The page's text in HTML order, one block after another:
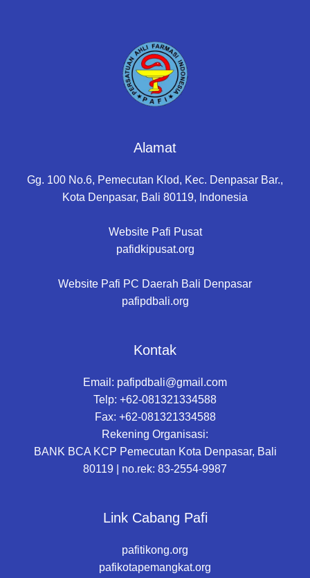
Alamat
Gg. 100 No.6, Pemecutan Klod, Kec. Denpasar Bar.,
Kota Denpasar, Bali 80119, Indonesia
Website Pafi Pusat
pafidkipusat.org
Website Pafi PC Daerah Bali Denpasar
pafipdbali.org
Kontak
Email: pafipdbali@gmail.com
Telp: +62-081321334588
Fax: +62-081321334588
Rekening Organisasi:
BANK BCA KCP Pemecutan Kota Denpasar, Bali
80119 | no.rek: 83-2554-9987
Link Cabang Pafi
pafitikong.org
pafikotapemangkat.org